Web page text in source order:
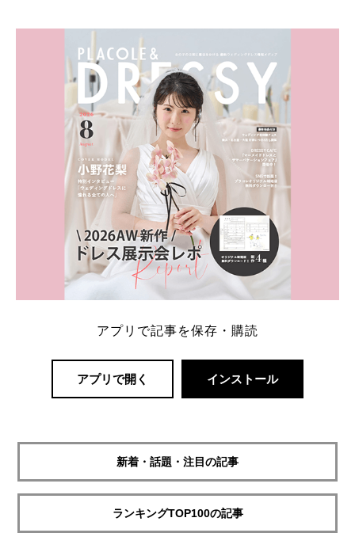
アプリで記事を保存・購読
アプリで開く インストール
新着・話題・注目の記事
ランキングTOP100の記事